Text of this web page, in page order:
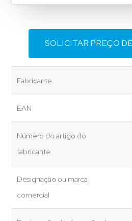
SOLICITAR PREÇO
Fabricante
EAN
Número do artigo do
fabricante
Designação ou marca
comercial